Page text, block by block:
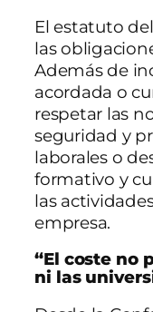
El estatuto
las
Además de
acordada o
respetar las
seguridad y
laborales o
formativo y
las
empresa.
“El coste no
ni las